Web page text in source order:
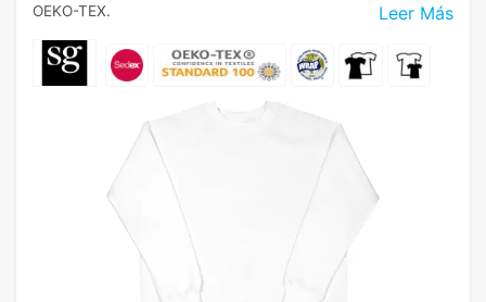
Leer Más
OEKO-TEX.